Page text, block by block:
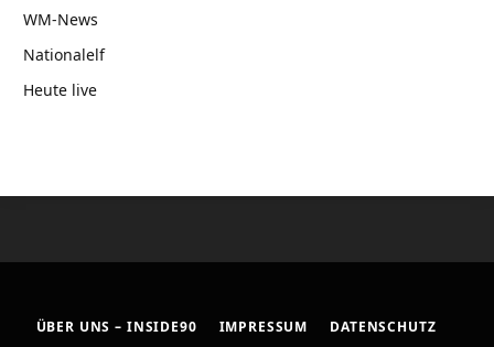
WM-News
Nationalelf
Heute live
ÜBER UNS – INSIDE90 IMPRESSUM DATENSCHUTZ